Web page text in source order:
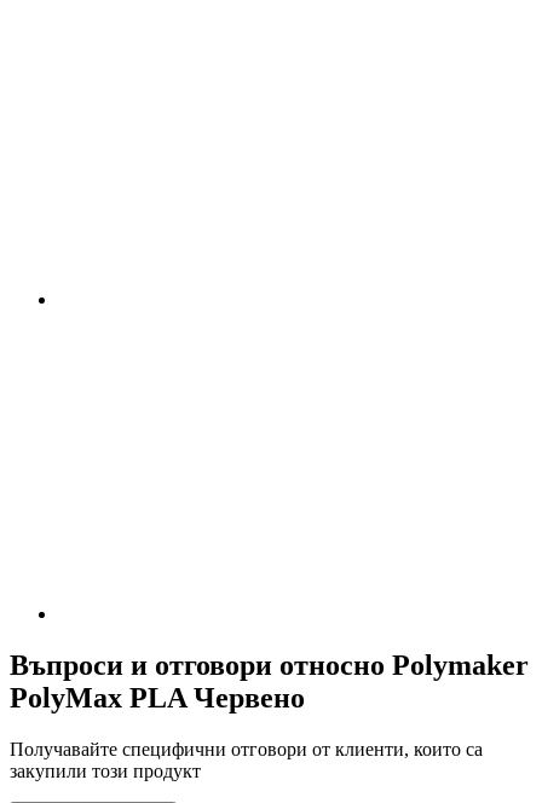
Въпроси и отговори относно Polymaker
PolyMax PLA Червено
Получавайте специфични отговори от клиенти, които са
закупили този продукт